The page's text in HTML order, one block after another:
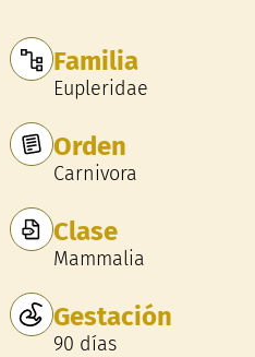
Familia
Eupleridae
Orden
Carnivora
Clase
Mammalia
Gestación
90 días